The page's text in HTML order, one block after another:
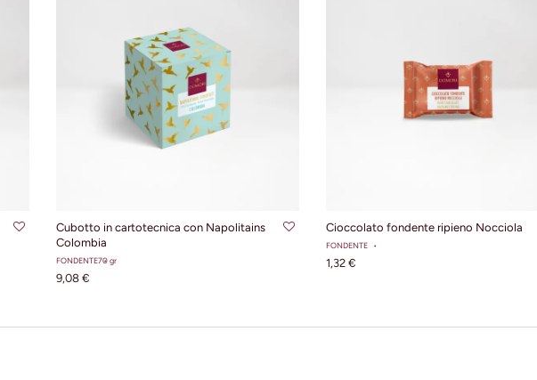
Cubotto in cartotecnica con Napolitains
Colombia
FONDENTE70 gr
9,08 €
Cioccolato fondente ripieno Nocciola
FONDENTE
1,32 €